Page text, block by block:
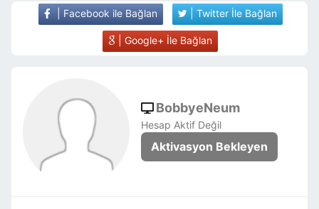
| Facebook ile Bağlan | Twitter İle Bağlan
| Google+ İle Bağlan
BobbyeNeum
Hesap Aktif Değil
Aktivasyon Bekleyen